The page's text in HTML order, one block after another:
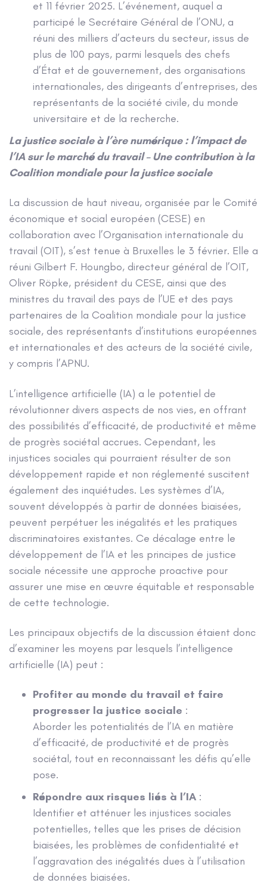
et 11 février 2025. L’événement, auquel a
participé le Secrétaire Général de l’ONU, a
réuni des milliers d’acteurs du secteur, issus de
plus de 100 pays, parmi lesquels des chefs
d’État et de gouvernement, des organisations
internationales, des dirigeants d’entreprises, des
représentants de la société civile, du monde
universitaire et de la recherche.
La justice sociale à l’ère numérique : l’impact de
l’IA sur le marché du travail – Une contribution à la
Coalition mondiale pour la justice sociale
La discussion de haut niveau, organisée par le Comité
économique et social européen (CESE) en
collaboration avec l’Organisation internationale du
travail (OIT), s’est tenue à Bruxelles le 3 février. Elle a
réuni Gilbert F. Houngbo, directeur général de l’OIT,
Oliver Röpke, président du CESE, ainsi que des
ministres du travail des pays de l’UE et des pays
partenaires de la Coalition mondiale pour la justice
sociale, des représentants d’institutions européennes
et internationales et des acteurs de la société civile,
y compris l’APNU.
L’intelligence artificielle (IA) a le potentiel de
révolutionner divers aspects de nos vies, en offrant
des possibilités d’efficacité, de productivité et même
de progrès sociétal accrues. Cependant, les
injustices sociales qui pourraient résulter de son
développement rapide et non réglementé suscitent
également des inquiétudes. Les systèmes d’IA,
souvent développés à partir de données biaisées,
peuvent perpétuer les inégalités et les pratiques
discriminatoires existantes. Ce décalage entre le
développement de l’IA et les principes de justice
sociale nécessite une approche proactive pour
assurer une mise en œuvre équitable et responsable
de cette technologie.
Les principaux objectifs de la discussion étaient donc
d’examiner les moyens par lesquels l’intelligence
artificielle (IA) peut :
Profiter au monde du travail et faire
progresser la justice sociale :
Aborder les potentialités de l’IA en matière
d’efficacité, de productivité et de progrès
sociétal, tout en reconnaissant les défis qu’elle
pose.
Répondre aux risques liés à l’IA :
Identifier et atténuer les injustices sociales
potentielles, telles que les prises de décision
biaisées, les problèmes de confidentialité et
l’aggravation des inégalités dues à l’utilisation
de données biaisées.